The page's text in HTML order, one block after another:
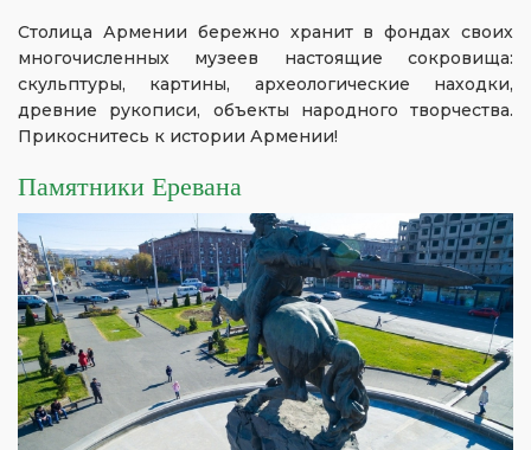
Столица Армении бережно хранит в фондах своих
многочисленных музеев настоящие сокровища:
скульптуры, картины, археологические находки,
древние рукописи, объекты народного творчества.
Прикоснитесь к истории Армении!
Памятники Еревана